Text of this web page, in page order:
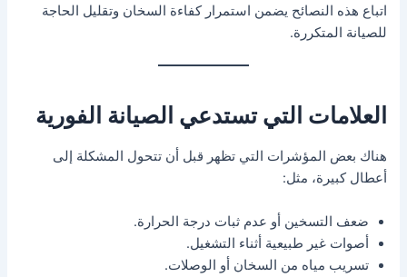
اتباع هذه النصائح يضمن استمرار كفاءة السخان وتقليل الحاجة
للصيانة المتكررة.
العلامات التي تستدعي الصيانة الفورية
هناك بعض المؤشرات التي تظهر قبل أن تتحول المشكلة إلى
أعطال كبيرة، مثل:
ضعف التسخين أو عدم ثبات درجة الحرارة.
أصوات غير طبيعية أثناء التشغيل.
تسريب مياه من السخان أو الوصلات.